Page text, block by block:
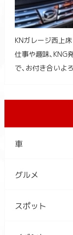
KNガレージ西上床
仕事や趣味、
で、お付き合いよ
車
グルメ
スポット